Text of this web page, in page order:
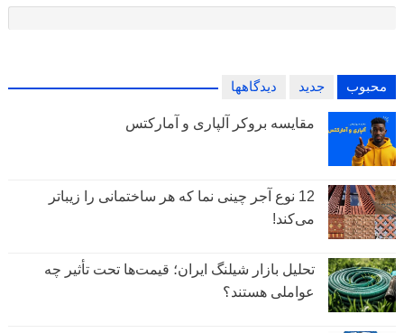
محبوب جدید دیدگاهها
مقایسه بروکر آلپاری و آمارکتس
12 نوع آجر چینی نما که هر ساختمانی را زیباتر
می‌کند!
تحلیل بازار شیلنگ ایران؛ قیمت‌ها تحت تأثیر چه
عواملی هستند؟